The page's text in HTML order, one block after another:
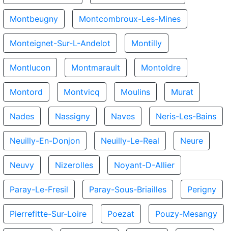
Montbeugny Montcombroux-Les-Mines
Monteignet-Sur-L-Andelot Montilly
Montlucon Montmarault Montoldre
Montord Montvicq Moulins Murat
Nades Nassigny Naves Neris-Les-Bains
Neuilly-En-Donjon Neuilly-Le-Real Neure
Neuvy Nizerolles Noyant-D-Allier
Paray-Le-Fresil Paray-Sous-Briailles Perigny
Pierrefitte-Sur-Loire Poezat Pouzy-Mesangy